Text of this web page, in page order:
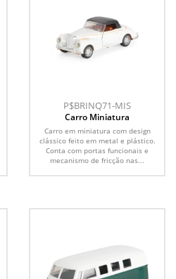
P$BRINQ71-MIS
Carro Miniatura
Carro em miniatura com design
clássico feito em metal e plástico.
Conta com portas funcionais e
mecanismo de fricção nas...